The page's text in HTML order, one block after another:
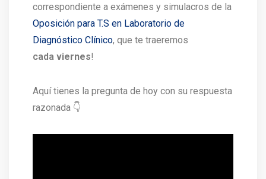
correspondiente a exámenes y simulacros de la
Oposición para T.S en Laboratorio de
Diagnóstico Clínico, que te traeremos
cada viernes!
Aquí tienes la pregunta de hoy con su respuesta
razonada 👇